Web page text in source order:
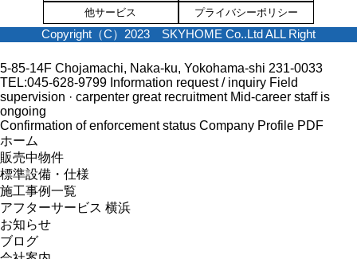
他サービス
プライバシーポリシー
Copyright（C）2023 SKYHOME Co..Ltd ALL Right
5-85-14F Chojamachi, Naka-ku, Yokohama-shi 231-0033
TEL:045-628-9799 Information request / inquiry Field
supervision · carpenter great recruitment Mid-career staff is
ongoing
Confirmation of enforcement status Company Profile PDF
ホーム
販売中物件
標準設備・仕様
施工事例一覧
アフターサービス 横浜
お知らせ
ブログ